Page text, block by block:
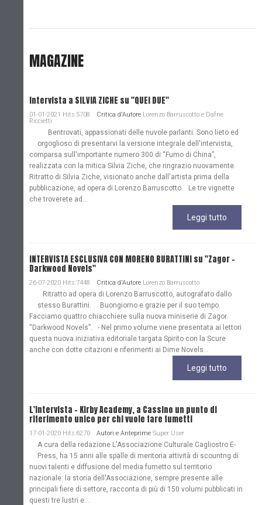
MAGAZINE
Intervista a SILVIA ZICHE su "QUEI DUE"
01-01-2021 Hits:5708 Critica d'Autore Lorenzo Barruscotto e Dafne
Riccietti
Bentrovati, appassionati delle nuvole parlanti. Sono lieto ed
orgoglioso di presentarvi la versione integrale dell'intervista,
comparsa sull'importante numero 300 di “Fumo di China”,
realizzata con la mitica Silvia Ziche, che ringrazio nuovamente.
Ritratto di Silvia Ziche, visionato anche dall'artista prima della
pubblicazione, ad opera di Lorenzo Barruscotto. Le tre vignette
che troverete ad...
Leggi tutto
INTERVISTA ESCLUSIVA CON MORENO BURATTINI su "Zagor -
Darkwood Novels"
26-07-2020 Hits:7448 Critica d'Autore Lorenzo Barruscotto
Ritratto ad opera di Lorenzo Barruscotto, autografato dallo
stesso Burattini. Buongiorno e grazie per il suo tempo.
Facciamo quattro chiacchiere sulla nuova miniserie di Zagor
“Darkwood Novels”. - Nel primo volume viene presentata ai lettori
questa nuova iniziativa editoriale targata Spirito con la Scure
anche con dotte citazioni e riferimenti ai Dime Novels...
Leggi tutto
L'Intervista - Kirby Academy, a Cassino un punto di
riferimento unico per chi vuole fare fumetti
17-01-2020 Hits:6270 Autori e Anteprime Super User
A cura della redazione L'Associazione Culturale Cagliostro E-
Press, ha 15 anni alle spalle di meritoria attività di scountng di
nuovi talenti e diffusione del media fumetto sul territorio
nazionale: la storia dell'Associazione, sempre presente alle
principali fiere di settore, racconta di più di 150 volumi pubblicati in
questi tre lustri e...